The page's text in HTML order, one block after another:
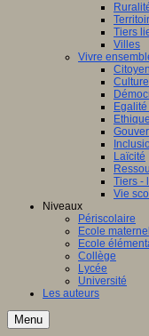
Tiers
Villes
Vivre
Ethique
Laïcité
Tiers -
Vie
Niveaux
Périscolaire
Ecole
Ecole
Collège
Lycée
Université
Les auteurs
Menu